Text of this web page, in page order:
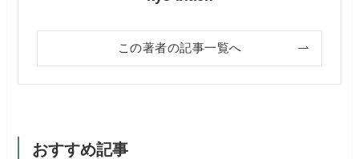
この著者の記事一覧へ
おすすめ記事